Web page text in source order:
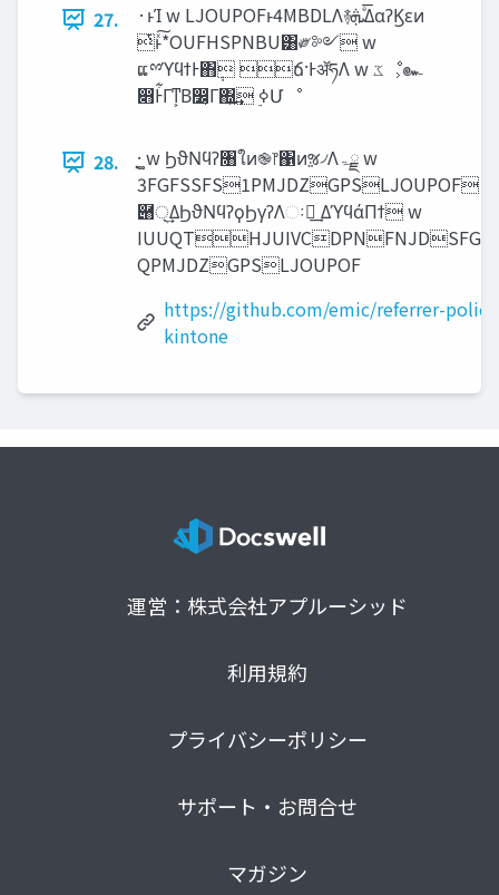
27.
·ͱΊ w LJOUPOFͱ4MBDLΛ࿈‫ͤ͞ܞ‬ΔαʔϏεͷ
ͭͱͯ͠*OUFHSPNBU͸༗༻ w
ແྉϓϥϯͰ΋݄ ճ·ͰॲཧΛ w ‫ػ‬ೳ͕๛
෋Ͱ͋Γͳ͕Β෼͔Γ΍͍͢ ࣮ߦՄೳ
28.
͓·͚ w ϦϑΝϥʔ৘ใͷ֎෦΁ͷૹ৴Λ‫ྗۃ‬ w
3FGFSSFS1PMJDZGPSLJOUPOF
཈੍͢ΔϦϑΝϥʔϙϦγʔΛઃఆ͢ ΔϓϥάΠϯ w
QPMJDZGPSLJOUPOF
https://github.com/emic/referrer-
kintone
運営：株式会社アプルーシッド
利用規約
プライバシーポリシー
サポート・お問合せ
マガジン